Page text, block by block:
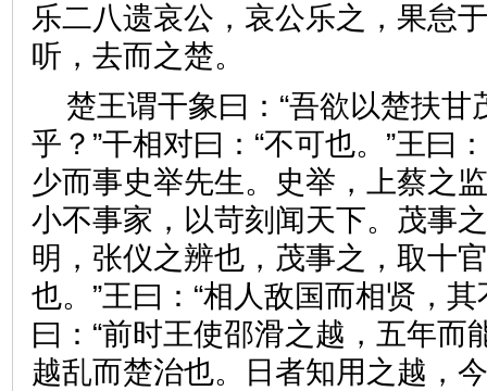
乐二八遗哀公，哀公乐之，果怠
听，去而之楚。
楚王谓干象曰：“吾欲以楚扶甘
乎？”干相对曰：“不可也。”王曰
少而事史举先生。史举，上蔡之
小不事家，以苛刻闻天下。茂事
明，张仪之辨也，茂事之，取十
也。”王曰：“相人敌国而相贤，
曰：“前时王使邵滑之越，五年而
越乱而楚治也。日者知用之越，